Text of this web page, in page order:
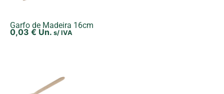
Garfo de Madeira 16cm
0,03 € Un. s/ IVA